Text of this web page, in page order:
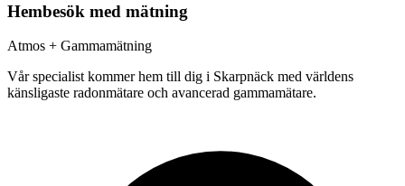
Hembesök med mätning
Atmos + Gammamätning
Vår specialist kommer hem till dig i Skarpnäck med världens
känsligaste radonmätare och avancerad gammamätare.